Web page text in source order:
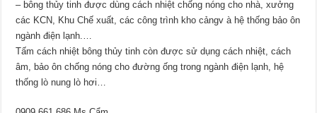
– bông thủy tinh được dùng cách nhiệt chống nóng cho nhà, xưởng
các KCN, Khu Chế xuất, các công trình kho cảngv à hệ thống bảo ôn
ngành điện lạnh.…
Tấm cách nhiệt bông thủy tinh còn được sử dụng cách nhiệt, cách
âm, bảo ôn chống nóng cho đường ống trong ngành điện lạnh, hệ
thống lò nung lò hơi…